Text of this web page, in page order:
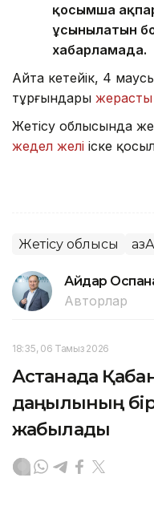
қосымша
ұсынылатын
хабарламада.
Айта кетейік, 4
тұрғындары жерасты
Жетісу облысында
жедел желі іске
Жетісу облысы
Айдар
Авторлар
18:35, 06 Тамыз 2026
Астанада
даңғылының
жабылады